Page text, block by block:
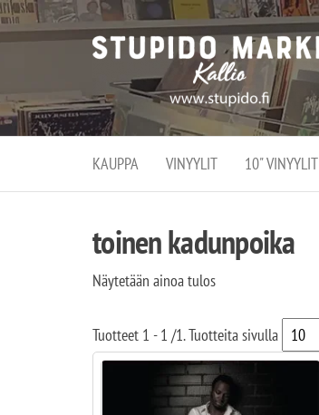
KAUPPA VINYYLIT 10" VINYYLIT
toinen kadunpoika
Näytetään ainoa tulos
Tuotteet 1 - 1 /1. Tuotteita sivulla